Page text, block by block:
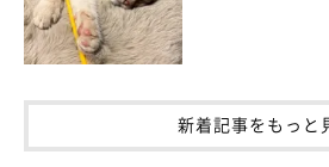
てあるときも。『甘えたい』『さみしい
のかなと思います」
息子さんにみつからないよう、よく隠
ゃん。上手に隠れたものの、息子さん
新着記事をもっと